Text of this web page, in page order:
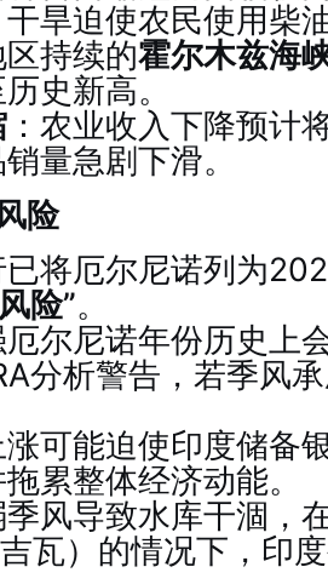
旱迫使农民使用柴
持续的霍尔木兹海
史新高。
：农业收入下降预计
量急剧下滑。
险
将厄尔尼诺列为
险”。
尔尼诺年份历史上
分析警告，若季风
涨可能迫使印度储备
累整体经济动能。
风导致水库干涸，
瓦）的情况下，印